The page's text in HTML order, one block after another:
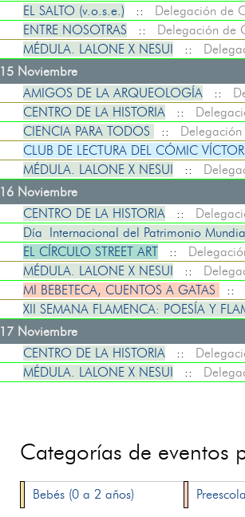
EL SALTO (v.o.s.e.) :: Delegación de
ENTRE NOSOTRAS :: Delegación de
MÉDULA. LALONE X NESUI ::
15 Noviembre
AMIGOS DE LA ARQUEOLOGÍA::
CENTRO DE LA HISTORIA::
CIENCIA PARA TODOS
::
CLUB DE LECTURA DEL CÓMIC
MÉDULA. LALONE X NESUI ::
16 Noviembre
CENTRO DE LA HISTORIA::
Día Internacional del Patrimonio
EL CÍRCULO STREET ART::
MÉDULA. LALONE X NESUI ::
MI BEBETECA, CUENTOS A GATAS
::
XII SEMANA FLAMENCA: POESÍA Y
17 Noviembre
CENTRO DE LA HISTORIA::
MÉDULA. LALONE X NESUI ::
Categorías de eventos
Bebés (0 a 2 años)